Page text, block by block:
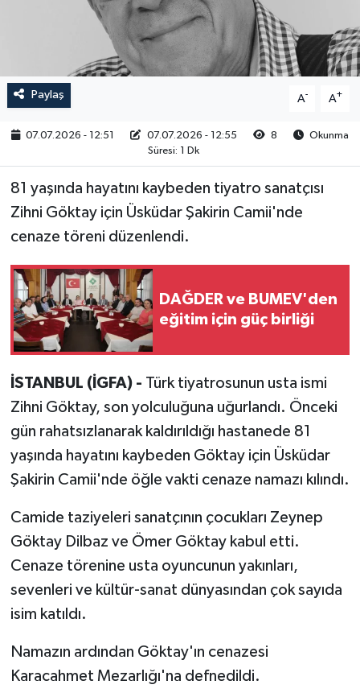
Paylaş A- A+
07.07.2026 - 12:51 07.07.2026 - 12:55 8
Okunma
Süresi: 1 Dk
81 yaşında hayatını kaybeden tiyatro sanatçısı
Zihni Göktay için Üsküdar Şakirin Camii'nde
cenaze töreni düzenlendi.
DAĞDER ve BUMEV'den
eğitim için güç birliği
İSTANBUL (İGFA) - Türk tiyatrosunun usta ismi
Zihni Göktay, son yolculuğuna uğurlandı. Önceki
gün rahatsızlanarak kaldırıldığı hastanede 81
yaşında hayatını kaybeden Göktay için Üsküdar
Şakirin Camii'nde öğle vakti cenaze namazı kılındı.
Camide taziyeleri sanatçının çocukları Zeynep
Göktay Dilbaz ve Ömer Göktay kabul etti.
Cenaze törenine usta oyuncunun yakınları,
sevenleri ve kültür-sanat dünyasından çok sayıda
isim katıldı.
Namazın ardından Göktay'ın cenazesi
Karacahmet Mezarlığı'na defnedildi.
RESMİ İLAN